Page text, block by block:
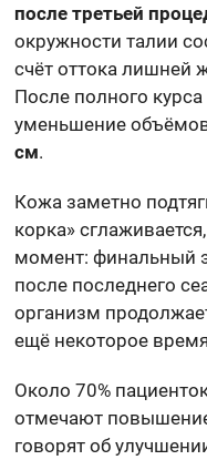
после третьей
окружности талии
счёт оттока лишней
После полного
уменьшение
см.
Кожа заметно
корка»
момент: финальный
после последнего
организм
ещё некоторое
Около 70%
отмечают
говорят об